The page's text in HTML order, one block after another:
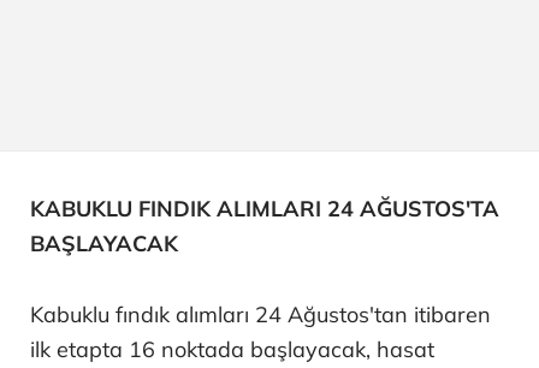
KABUKLU FINDIK ALIMLARI 24 AĞUSTOS'TA
BAŞLAYACAK
Kabuklu fındık alımları 24 Ağustos'tan itibaren
ilk etapta 16 noktada başlayacak, hasat